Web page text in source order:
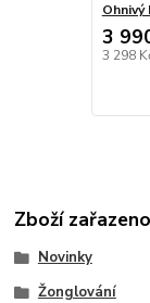
3
3 298
Zboží
Novinky
Žonglování